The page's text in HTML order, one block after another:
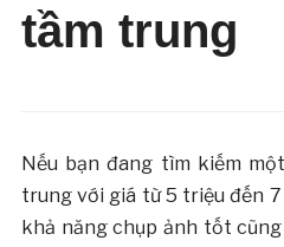
tầm trung
Nếu bạn đang tìm kiếm
trung với giá từ 5 triệu đến
khả năng chụp ảnh tốt